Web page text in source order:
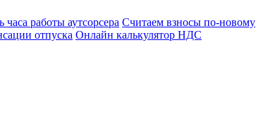
часа работы аутсорсера Считаем взносы по-новому
отпуска Онлайн калькулятор НДС